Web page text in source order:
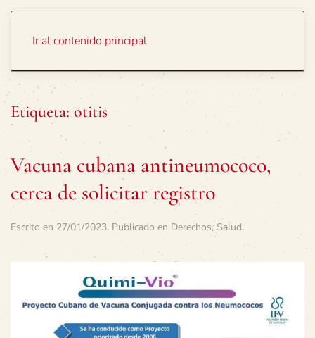
Ir al contenido principal
Etiqueta: otitis
Vacuna cubana antineumococo,
cerca de solicitar registro
Escrito en 27/01/2023. Publicado en Derechos, Salud.